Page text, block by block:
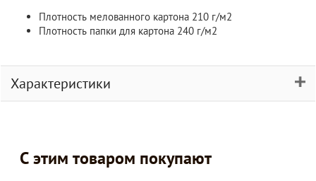
Плотность мелованного картона 210 г/м2
Плотность папки для картона 240 г/м2
Характеристики
С этим товаром покупают